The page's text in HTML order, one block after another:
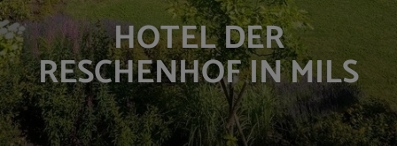
HOTEL DER
RESCHENHOF IN MILS